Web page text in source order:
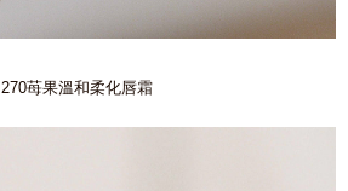
270苺果溫和柔化唇霜